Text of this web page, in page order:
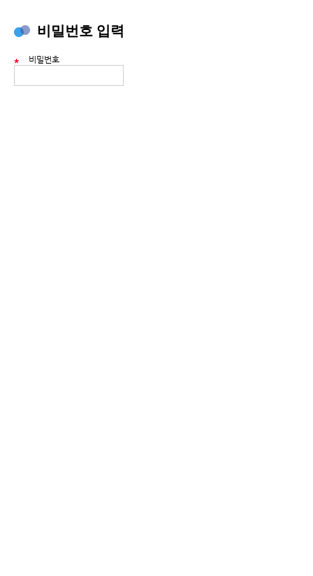
비밀번호 입력
비밀번호